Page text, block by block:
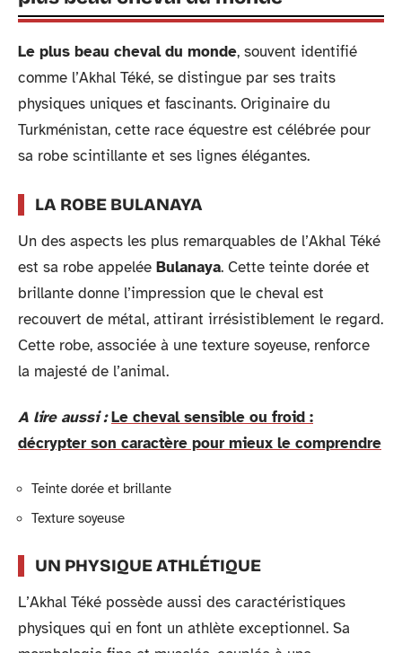
Le plus beau cheval du monde, souvent identifié
comme l’Akhal Téké, se distingue par ses traits
physiques uniques et fascinants. Originaire du
Turkménistan, cette race équestre est célébrée pour
sa robe scintillante et ses lignes élégantes.
LA ROBE BULANAYA
Un des aspects les plus remarquables de l’Akhal Téké
est sa robe appelée Bulanaya. Cette teinte dorée et
brillante donne l’impression que le cheval est
recouvert de métal, attirant irrésistiblement le regard.
Cette robe, associée à une texture soyeuse, renforce
la majesté de l’animal.
A lire aussi : Le cheval sensible ou froid :
décrypter son caractère pour mieux le comprendre
Teinte dorée et brillante
Texture soyeuse
UN PHYSIQUE ATHLÉTIQUE
L’Akhal Téké possède aussi des caractéristiques
physiques qui en font un athlète exceptionnel. Sa